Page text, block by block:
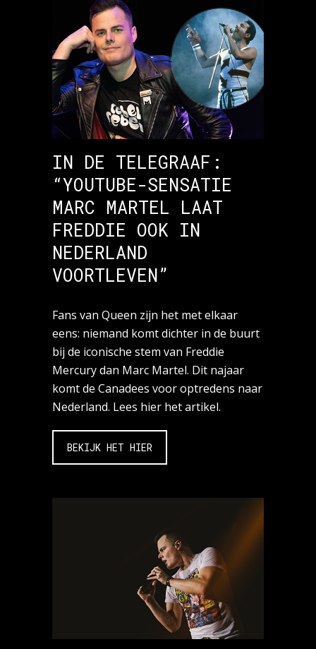
IN DE TELEGRAAF:
“YOUTUBE-SENSATIE
MARC MARTEL LAAT
FREDDIE OOK IN
NEDERLAND
VOORTLEVEN”
Fans van Queen zijn het met elkaar
eens: niemand komt dichter in de buurt
bij de iconische stem van Freddie
Mercury dan Marc Martel. Dit najaar
komt de Canadees voor optredens naar
Nederland. Lees hier het artikel.
BEKIJK HET HIER